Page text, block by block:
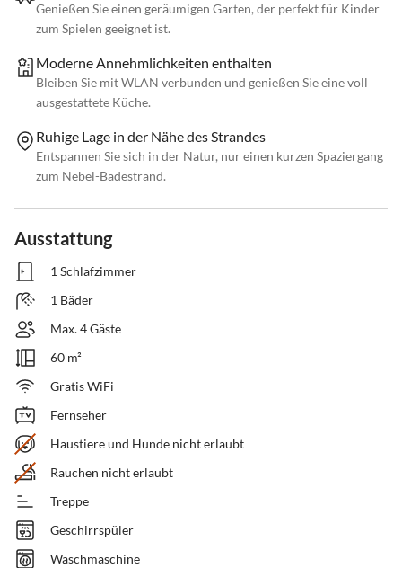
Genießen Sie einen geräumigen Garten, der perfekt für Kinder
zum Spielen geeignet ist.
Moderne Annehmlichkeiten enthalten
Bleiben Sie mit WLAN verbunden und genießen Sie eine voll
ausgestattete Küche.
Ruhige Lage in der Nähe des Strandes
Entspannen Sie sich in der Natur, nur einen kurzen Spaziergang
zum Nebel-Badestrand.
Ausstattung
1 Schlafzimmer
1 Bäder
Max. 4 Gäste
60 m²
Gratis WiFi
Fernseher
Haustiere und Hunde nicht erlaubt
Rauchen nicht erlaubt
Treppe
Geschirrspüler
Waschmaschine